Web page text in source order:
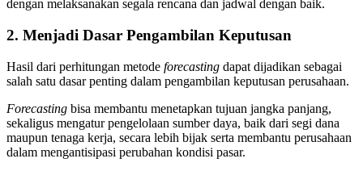
dengan melaksanakan segala rencana dan jadwal dengan baik.
2. Menjadi Dasar Pengambilan Keputusan
Hasil dari perhitungan metode forecasting dapat dijadikan sebagai
salah satu dasar penting dalam pengambilan keputusan perusahaan.
Forecasting bisa membantu menetapkan tujuan jangka panjang,
sekaligus mengatur pengelolaan sumber daya, baik dari segi dana
maupun tenaga kerja, secara lebih bijak serta membantu perusahaan
dalam mengantisipasi perubahan kondisi pasar.